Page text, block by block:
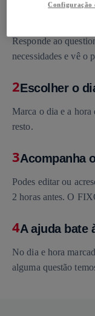
Serviço
Responde ao
necessidades e vê o
2Escolher o
Marca o dia e a
resto.
3Acompanha
Podes editar ou
2 horas antes. O
4A ajuda bate
No dia e hora
alguma questão
Configuração